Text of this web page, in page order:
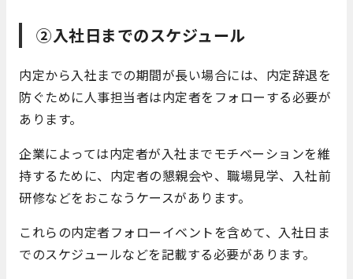
②入社日までのスケジュール
内定から入社までの期間が長い場合には、内定辞退を
防ぐために人事担当者は内定者をフォローする必要が
あります。
企業によっては内定者が入社までモチベーションを維
持するために、内定者の懇親会や、職場見学、入社前
研修などをおこなうケースがあります。
これらの内定者フォローイベントを含めて、入社日ま
でのスケジュールなどを記載する必要があります。